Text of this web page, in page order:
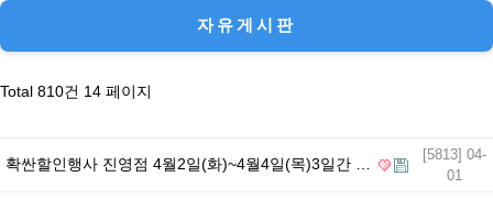
자유게시판
Total 810건 14 페이지
확싼할인행사 진영점 4월2일(화)~4월4일(목)3일간 …
[5813] 04-
01